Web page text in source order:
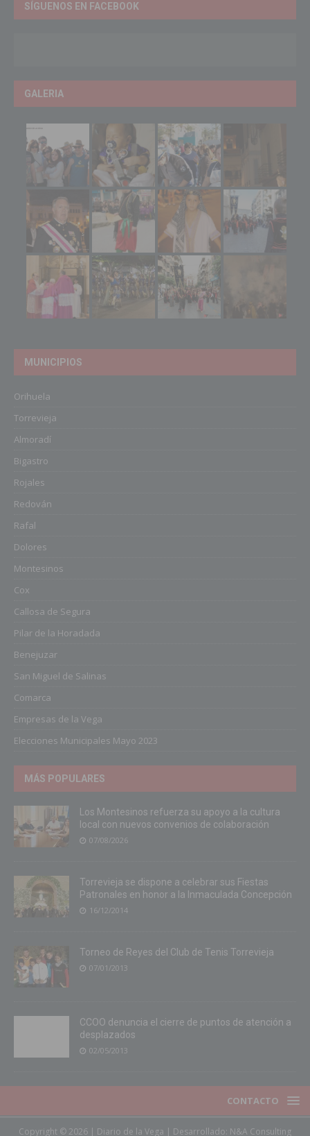
SÍGUENOS EN FACEBOOK
GALERIA
MUNICIPIOS
Orihuela
Torrevieja
Almoradí
Bigastro
Rojales
Redován
Rafal
Dolores
Montesinos
Cox
Callosa de Segura
Pilar de la Horadada
Benejuzar
San Miguel de Salinas
Comarca
Empresas de la Vega
Elecciones Municipales Mayo 2023
MÁS POPULARES
Los Montesinos refuerza su apoyo a la cultura
local con nuevos convenios de colaboración
07/08/2026
Torrevieja se dispone a celebrar sus Fiestas
Patronales en honor a la Inmaculada Concepción
16/12/2014
Torneo de Reyes del Club de Tenis Torrevieja
07/01/2013
CCOO denuncia el cierre de puntos de atención a
desplazados
02/05/2013
CONTACTO
Copyright © 2026 | Diario de la Vega | Desarrollado: N&A Consulting